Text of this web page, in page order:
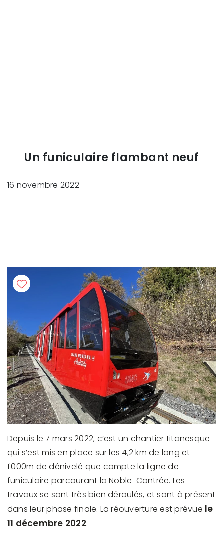
Un funiculaire flambant neuf
16 novembre 2022
Depuis le 7 mars 2022, c’est un chantier titanesque
qui s’est mis en place sur les 4,2 km de long et
1'000m de dénivelé que compte la ligne de
funiculaire parcourant la Noble-Contrée. Les
travaux se sont très bien déroulés, et sont à présent
dans leur phase finale. La réouverture est prévue le
11 décembre 2022.